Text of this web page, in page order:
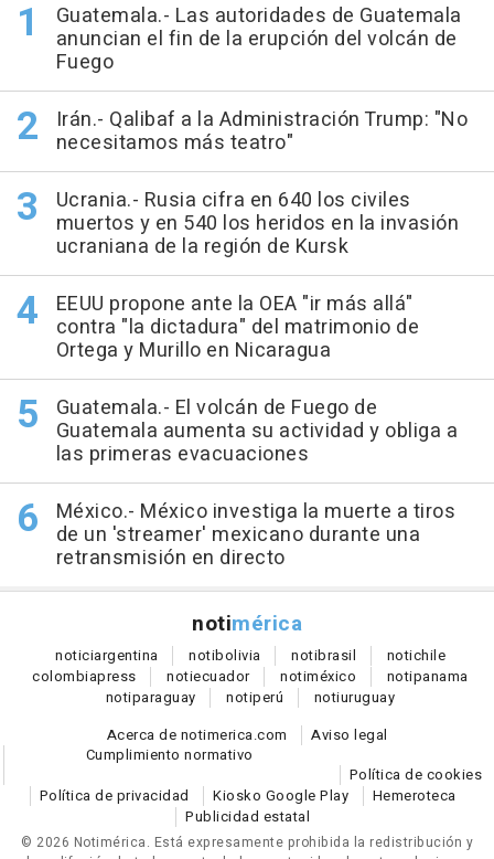
Guatemala.- Las autoridades de Guatemala
anuncian el fin de la erupción del volcán de
Fuego
Irán.- Qalibaf a la Administración Trump: "No
necesitamos más teatro"
Ucrania.- Rusia cifra en 640 los civiles
muertos y en 540 los heridos en la invasión
ucraniana de la región de Kursk
EEUU propone ante la OEA "ir más allá"
contra "la dictadura" del matrimonio de
Ortega y Murillo en Nicaragua
Guatemala.- El volcán de Fuego de
Guatemala aumenta su actividad y obliga a
las primeras evacuaciones
México.- México investiga la muerte a tiros
de un 'streamer' mexicano durante una
retransmisión en directo
notimérica
noticiargentina notibolivia notibrasil notichile
colombiapress notiecuador notiméxico notipanama
notiparaguay notiperú notiuruguay
Acerca de notimerica.com
Aviso legal
Cumplimiento normativo
Política de cookies
Política de privacidad
Kiosko Google Play
Hemeroteca
Publicidad estatal
© 2026 Notimérica. Está expresamente prohibida la redistribución y